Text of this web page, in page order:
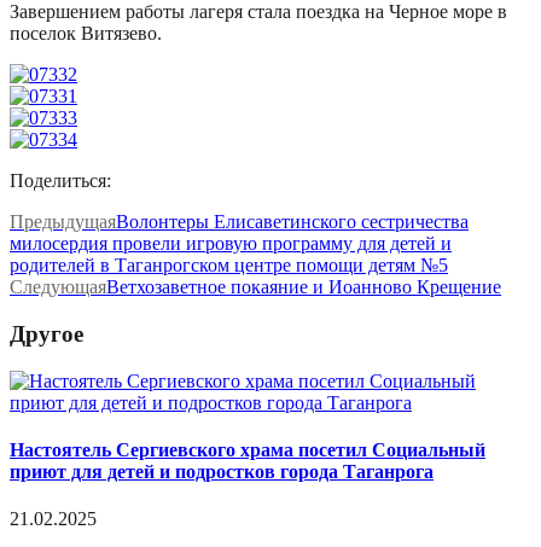
Завершением работы лагеря стала поездка на Черное море в
поселок Витязево.
Поделиться:
ПредыдущаяВолонтеры Елисаветинского сестричества
милосердия провели игровую программу для детей и
родителей в Таганрогском центре помощи детям №5
СледующаяВетхозаветное покаяние и Иоанново Крещение
Другое
Настоятель Сергиевского храма посетил Социальный
приют для детей и подростков города Таганрога
21.02.2025